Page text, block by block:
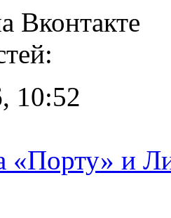
Вконтакте
10:52
«Порту» и